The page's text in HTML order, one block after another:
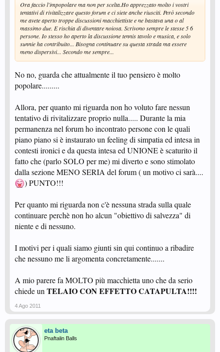
Ora faccio l'impopolare ma non per scelta.Ho apprezzato molto i vostri
tentativi di rivitalizzare questo forum e ci siete anche riusciti. Però secondo
me avete aperto troppe discussioni macchiettiste e ne bastava una o al
massimo due. E rischia di diventare noiosa. Scrivono sempre le stesse 5 6
persone. Io stesso ho aperto la discussione tennis tavolo e musica, e solo
sunnie ha contribuito... Bisogna continuare su questa strada ma essere
meno dispersivi... Secondo me sempre...
No no, guarda che attualmente il tuo pensiero è molto
popolare.........
Allora, per quanto mi riguarda non ho voluto fare nessun
tentativo di rivitalizzare proprio nulla..... Durante la mia
permanenza nel forum ho incontrato persone con le quali
piano piano si è instaurato un feeling di simpatia ed intesa in
contesti ironici e da questa intesa ed UNIONE è scaturito il
fatto che (parlo SOLO per me) mi diverto e sono stimolato
dalla sezione MENO SERIA del forum ( un motivo ci sarà....
) PUNTO!!!
Per quanto mi riguarda non c'è nessuna strada sulla quale
continuare perchè non ho alcun "obiettivo di salvezza" di
niente e di nessuno.
I motivi per i quali siamo giunti sin qui continuo a ribadire
che nessuno me li argomenta concretamente.......
A mio parere fa MOLTO più macchietta uno che da serio
chiede un TELAIO CON EFFETTO CATAPULTA!!!!
4 Ago 2011
eta beta
Pnaftalin Balls